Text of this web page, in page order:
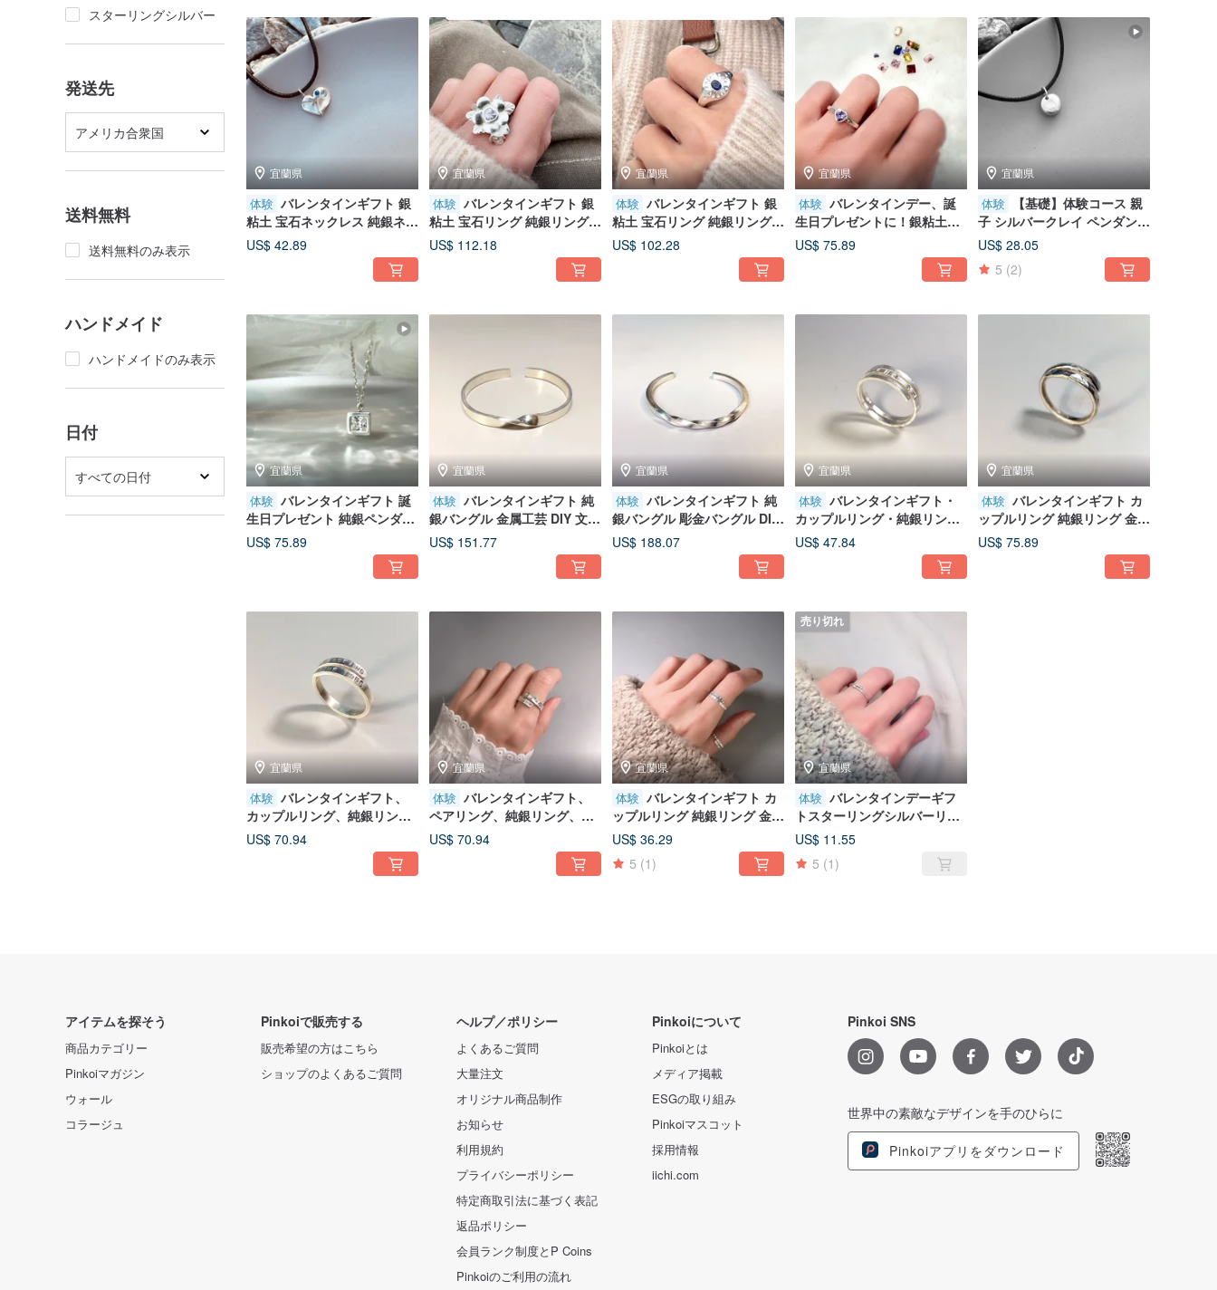
スターリングシルバー
発送先
アメリカ合衆国
送料無料
送料無料のみ表示
ハンドメイド
ハンドメイドのみ表示
日付
すべての日付
宜蘭県
体験 バレンタインギフト 銀
粘土 宝石ネックレス 純銀ネッ
クレス DIY 文化幣 - 指紋ハー
ト
US$ 42.89
宜蘭県
体験 バレンタインギフト 銀
粘土 宝石リング 純銀リング
DIY 文化幣 - 花
US$ 112.18
宜蘭県
体験 バレンタインギフト 銀
粘土 宝石リング 純銀リング
DIY 文化体験 - 自由
US$ 102.28
宜蘭県
体験 バレンタインデー、誕
生日プレゼントに！銀粘土の
宝石リング 純銀リング DIY 文
化幣 - 煌めき
US$ 75.89
宜蘭県
体験
【基礎】体験コース 親
子 シルバークレイ ペンダント
DIY 指紋 ペットの鼻紋 文化体
験
US$ 28.05
5 (2)
宜蘭県
体験 バレンタインギフト 誕
生日プレゼント 純銀ペンダン
ト 銀粘土ペンダント DIY 文化
体験 - スクエアジルコニアネ
US$ 75.89
宜蘭県
体験 バレンタインギフト 純
銀バングル 金属工芸 DIY 文化
幣 - モビウス
US$ 151.77
宜蘭県
体験 バレンタインギフト 純
銀バングル 彫金バングル DIY
文化体験 - メビウスの輪 無限
US$ 188.07
宜蘭県
体験 バレンタインギフト・
カップルリング・純銀リン
グ・彫金リング DIY・文化幣 -
祝福の言葉
US$ 47.84
宜蘭県
体験 バレンタインギフト カ
ップルリング 純銀リング 金工
リング DIY 文化通貨 - 悸動
（きどう）
US$ 75.89
宜蘭県
体験 バレンタインギフト、
カップルリング、純銀リン
グ、金属工芸リング DIY、文
化体験 - 夢を形に
US$ 70.94
宜蘭県
体験 バレンタインギフト、
ペアリング、純銀リング、金
工リング DIY、文化体験 - 心
を繋ぐ刻印
US$ 70.94
宜蘭県
体験 バレンタインギフト カ
ップルリング 純銀リング 金工
リング DIY 文化幣 - ささやき
US$ 36.29
5 (1)
売り切れ
宜蘭県
体験 バレンタインデーギフ
トスターリングシルバーリン
グ金属加工リングDIY - 幸運
US$ 11.55
5 (1)
アイテムを探そう
商品カテゴリー
Pinkoiマガジン
ウォール
コラージュ
Pinkoiで販売する
販売希望の方はこちら
ショップのよくあるご質問
ヘルプ／ポリシー
よくあるご質問
大量注文
オリジナル商品制作
お知らせ
利用規約
プライバシーポリシー
特定商取引法に基づく表記
返品ポリシー
会員ランク制度とP Coins
Pinkoiのご利用の流れ
Pinkoiについて
Pinkoiとは
メディア掲載
ESGの取り組み
Pinkoiマスコット
採用情報
iichi.com
Pinkoi SNS
世界中の素敵なデザインを手のひらに
Pinkoiアプリをダウンロード